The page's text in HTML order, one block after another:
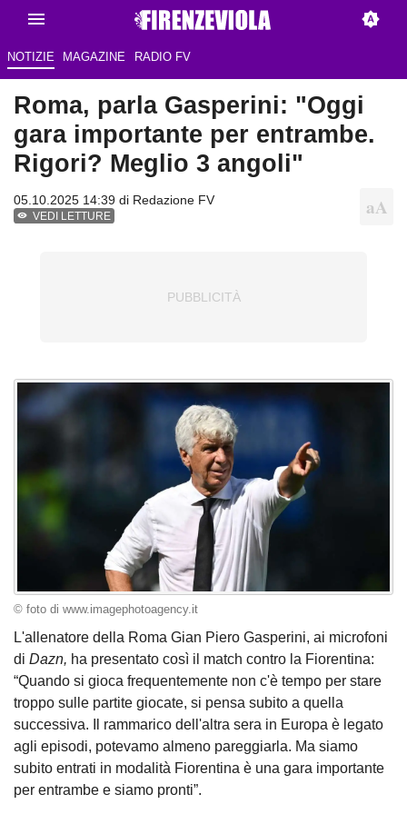
NOTIZIE MAGAZINE RADIO FV
Roma, parla Gasperini: "Oggi
gara importante per entrambe.
Rigori? Meglio 3 angoli"
05.10.2025 14:39 di Redazione FV
VEDI LETTURE
© foto di www.imagephotoagency.it
L'allenatore della Roma Gian Piero Gasperini, ai microfoni
di Dazn, ha presentato così il match contro la Fiorentina:
“Quando si gioca frequentemente non c'è tempo per stare
troppo sulle partite giocate, si pensa subito a quella
successiva. Il rammarico dell'altra sera in Europa è legato
agli episodi, potevamo almeno pareggiarla. Ma siamo
subito entrati in modalità Fiorentina è una gara importante
per entrambe e siamo pronti”.